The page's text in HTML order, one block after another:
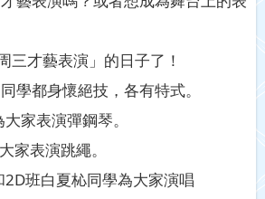
三才藝表演」的日子了！
學都身懷絕技，各有特式。
家表演彈鋼琴。
家表演跳繩。
班白夏杺同學為大家演唱